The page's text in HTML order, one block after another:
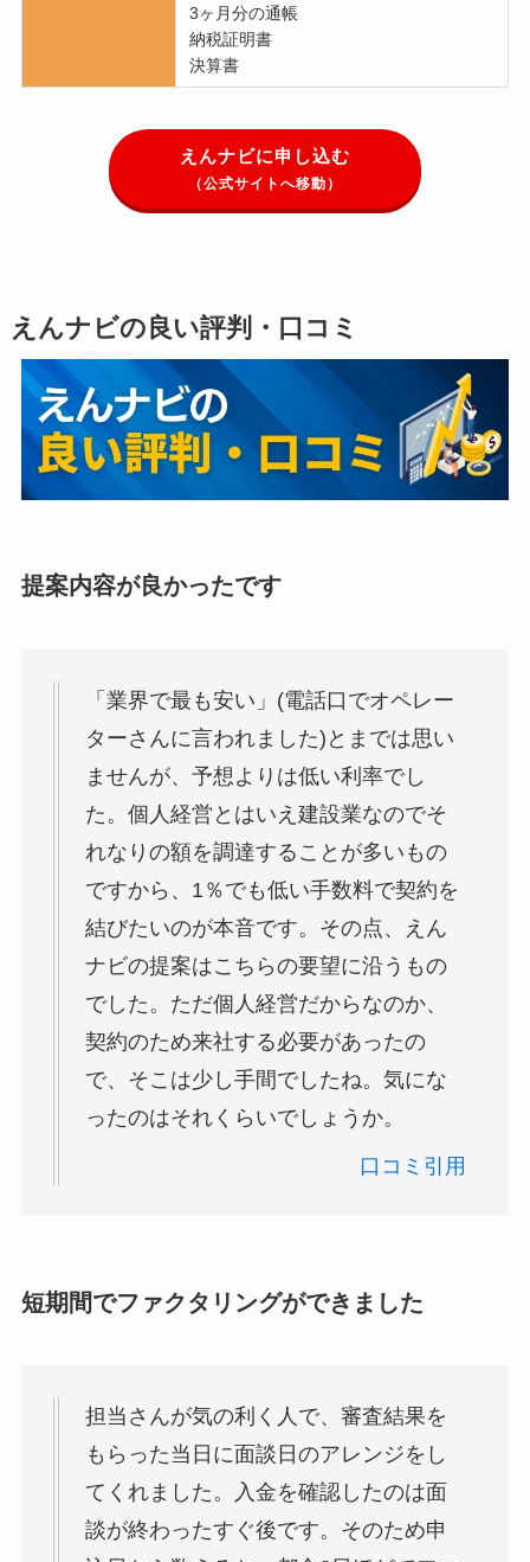
3ヶ月分の通帳
納税証明書
決算書
えんナビに申し込む
（公式サイトへ移動）
えんナビの良い評判・口コミ
提案内容が良かったです
「業界で最も安い」(電話口でオペレー
ターさんに言われました)とまでは思い
ませんが、予想よりは低い利率でし
た。個人経営とはいえ建設業なのでそ
れなりの額を調達することが多いもの
ですから、1％でも低い手数料で契約を
結びたいのが本音です。その点、えん
ナビの提案はこちらの要望に沿うもの
でした。ただ個人経営だからなのか、
契約のため来社する必要があったの
で、そこは少し手間でしたね。気にな
ったのはそれくらいでしょうか。
口コミ引用
短期間でファクタリングができました
担当さんが気の利く人で、審査結果を
もらった当日に面談日のアレンジをし
てくれました。入金を確認したのは面
談が終わったすぐ後です。そのため申